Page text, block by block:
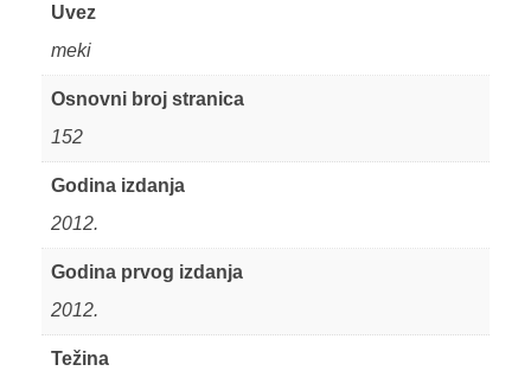
Uvez
meki
Osnovni broj stranica
152
Godina izdanja
2012.
Godina prvog izdanja
2012.
Težina